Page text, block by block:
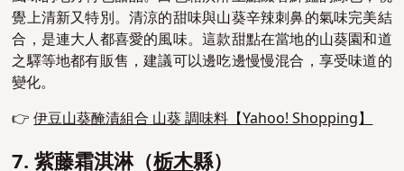
覺上清新又特別。清涼的甜味與山葵辛辣刺鼻的氣味完美結
合，是連大人都喜愛的風味。這款甜點在當地的山葵園和道
之驛等地都有販售，建議可以邊吃邊慢慢混合，享受味道的
變化。
👉伊豆山葵醃漬組合 山葵 調味料【Yahoo! Shopping】
7. 紫藤霜淇淋（栃木縣）